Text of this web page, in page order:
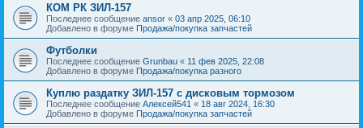
КОМ РК ЗИЛ-157
Последнее сообщение ansor « 03 апр 2025, 06:10
Добавлено в форуме Продажа/покупка запчастей
Футболки
Последнее сообщение Grunbau « 11 фев 2025, 22:08
Добавлено в форуме Продажа/покупка разного
Куплю раздатку ЗИЛ-157 с дисковым тормозом
Последнее сообщение Алексей541 « 18 авг 2024, 16:30
Добавлено в форуме Продажа/покупка запчастей